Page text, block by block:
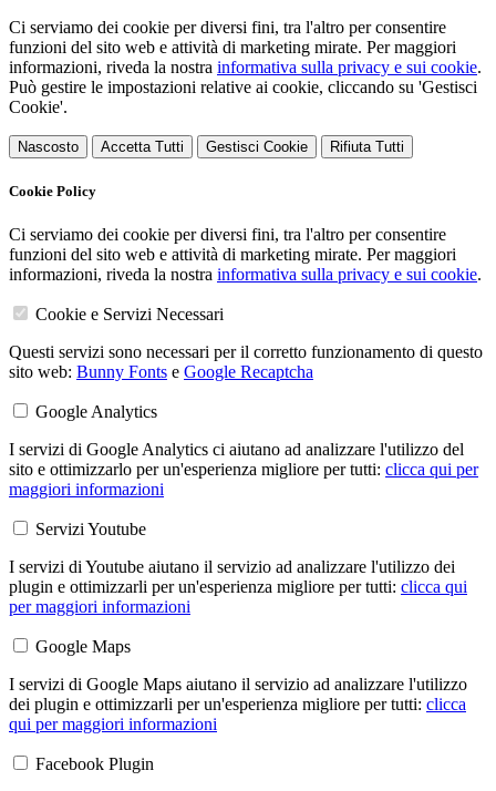
Ci serviamo dei cookie per diversi fini, tra l'altro per consentire
funzioni del sito web e attività di marketing mirate. Per maggiori
informazioni, riveda la nostra informativa sulla privacy e sui cookie.
Può gestire le impostazioni relative ai cookie, cliccando su 'Gestisci
Cookie'.
Nascosto Accetta Tutti Gestisci Cookie Rifiuta Tutti
Cookie Policy
Ci serviamo dei cookie per diversi fini, tra l'altro per consentire
funzioni del sito web e attività di marketing mirate. Per maggiori
informazioni, riveda la nostra informativa sulla privacy e sui cookie.
Cookie e Servizi Necessari
Questi servizi sono necessari per il corretto funzionamento di questo
sito web: Bunny Fonts e Google Recaptcha
Google Analytics
I servizi di Google Analytics ci aiutano ad analizzare l'utilizzo del
sito e ottimizzarlo per un'esperienza migliore per tutti: clicca qui per
maggiori informazioni
Servizi Youtube
I servizi di Youtube aiutano il servizio ad analizzare l'utilizzo dei
plugin e ottimizzarli per un'esperienza migliore per tutti: clicca qui
per maggiori informazioni
Google Maps
I servizi di Google Maps aiutano il servizio ad analizzare l'utilizzo
dei plugin e ottimizzarli per un'esperienza migliore per tutti: clicca
qui per maggiori informazioni
Facebook Plugin